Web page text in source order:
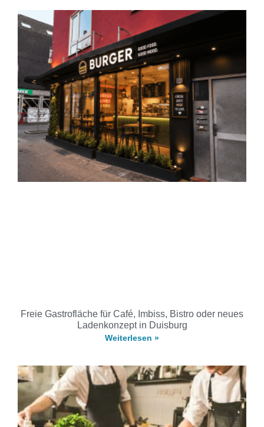
Freie Gastrofläche für Café, Imbiss, Bistro oder neues
Ladenkonzept in Duisburg
Weiterlesen »